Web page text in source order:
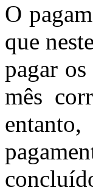
O
que
pagar
mês